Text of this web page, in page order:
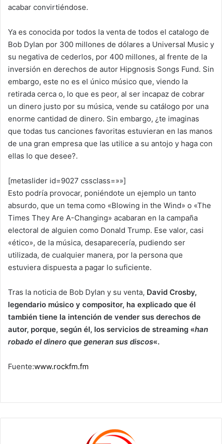
acabar convirtiéndose.
Ya es conocida por todos la venta de todos el catalogo de
Bob Dylan por 300 millones de dólares a Universal Music y
su negativa de cederlos, por 400 millones, al frente de la
inversión en derechos de autor Hipgnosis Songs Fund. Sin
embargo, este no es el único músico que, viendo la
retirada cerca o, lo que es peor, al ser incapaz de cobrar
un dinero justo por su música, vende su catálogo por una
enorme cantidad de dinero. Sin embargo, ¿te imaginas
que todas tus canciones favoritas estuvieran en las manos
de una gran empresa que las utilice a su antojo y haga con
ellas lo que desee?.
[metaslider id=9027 cssclass=»»]
Esto podría provocar, poniéndote un ejemplo un tanto
absurdo, que un tema como «Blowing in the Wind» o «The
Times They Are A-Changing» acabaran en la campaña
electoral de alguien como Donald Trump. Ese valor, casi
«ético», de la música, desaparecería, pudiendo ser
utilizada, de cualquier manera, por la persona que
estuviera dispuesta a pagar lo suficiente.
Tras la noticia de Bob Dylan y su venta, David Crosby,
legendario músico y compositor, ha explicado que él
también tiene la intención de vender sus derechos de
autor, porque, según él, los servicios de streaming «han
robado el dinero que generan sus discos«.
Fuente:www.rockfm.fm